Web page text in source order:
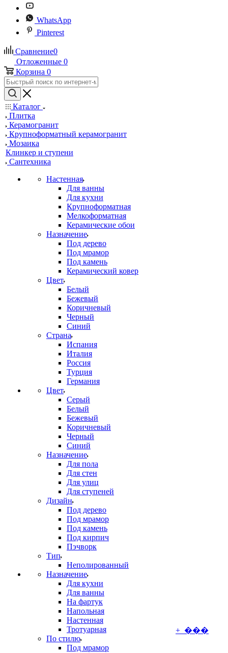
WhatsApp
Pinterest
Сравнение0
Отложенные 0
Корзина 0
Каталог
Плитка
Керамогранит
Крупноформатный керамогранит
Мозаика
Клинкер и ступени
Сантехника
Настенная
Для ванны
Для кухни
Крупноформатная
Мелкоформатная
Керамические обои
Назначение
Под дерево
Под мрамор
Под камень
Керамический ковер
Цвет
Белый
Бежевый
Коричневый
Черный
Синий
Страна
Испания
Италия
Россия
Турция
Германия
Цвет
Серый
Белый
Бежевый
Коричневый
Черный
Синий
Назначение
Для пола
Для стен
Для улиц
Для ступеней
Дизайн
Под дерево
Под мрамор
Под камень
Под кирпич
Пэчворк
Тип
Неполированный
Назначение
Для кухни
Для ванны
На фартук
Напольная
Настенная
Тротуарная
По стилю
Под мрамор
+ ���